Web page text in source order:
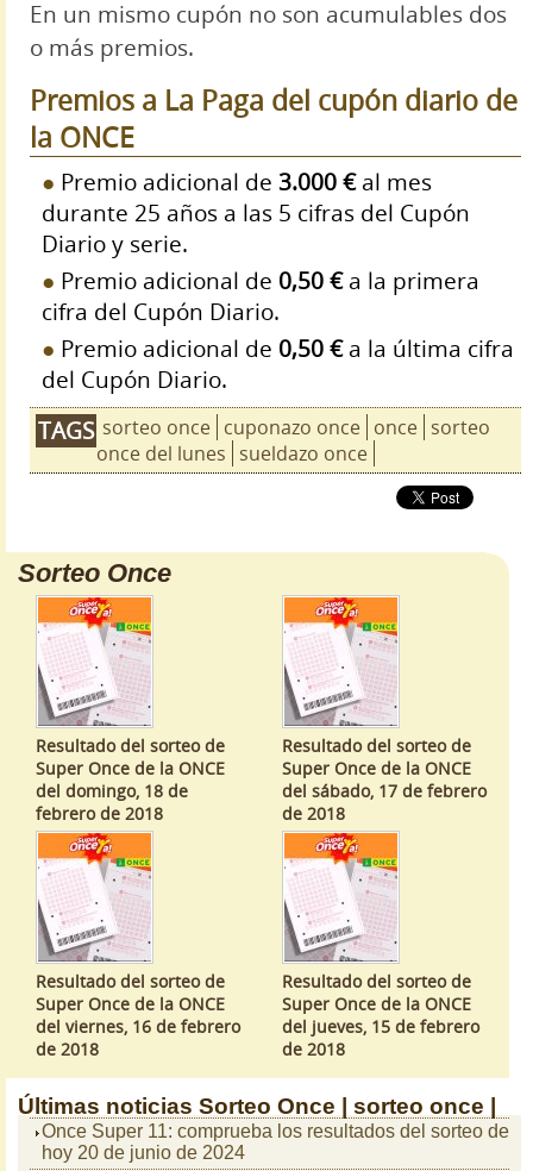
En un mismo cupón no son acumulables dos
o más premios.
Premios a La Paga del cupón diario de
la ONCE
Premio adicional de 3.000 €al mes
durante 25 años a las 5 cifras del Cupón
Diario y serie.
Premio adicional de 0,50 €a la primera
cifra del Cupón Diario.
Premio adicional de 0,50 €a la última cifra
del Cupón Diario.
TAGS sorteo once cuponazo once once sorteo
once del lunes sueldazo once
Sorteo Once
Resultado del sorteo de
Super Once de la ONCE
del domingo, 18 de
febrero de 2018
Resultado del sorteo de
Super Once de la ONCE
del sábado, 17 de febrero
de 2018
Resultado del sorteo de
Super Once de la ONCE
del viernes, 16 de febrero
de 2018
Resultado del sorteo de
Super Once de la ONCE
del jueves, 15 de febrero
de 2018
Últimas noticias Sorteo Once | sorteo once |
Once Super 11: comprueba los resultados del sorteo de
hoy 20 de junio de 2024